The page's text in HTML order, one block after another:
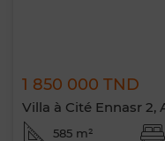
1 850 000 TND
Villa à Cité Ennasr 2,
585 m²